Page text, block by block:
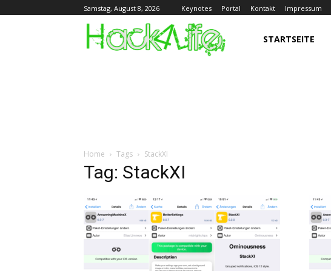
Samstag, August 8, 2026 Keynotes Portal Kontakt Impressum
STARTSEITE
Home Tags StackXI
Tag: StackXI